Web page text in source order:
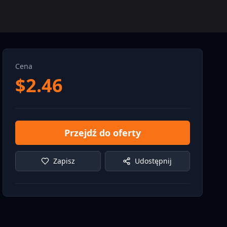
Cena
$2.46
Przejdź do oferty
Zapisz Udostępnij